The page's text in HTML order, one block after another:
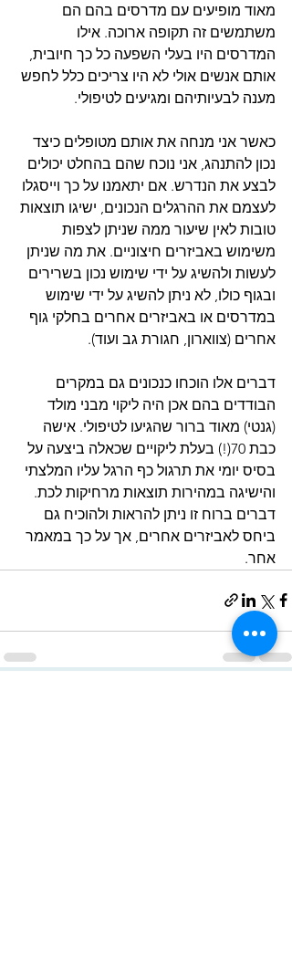
מאוד מופיעים עם מדרסים בהם הם
משתמשים זה תקופה ארוכה. אילו
המדרסים היו בעלי השפעה כל כך חיובית,
אותם אנשים אולי לא היו צריכים כלל לחפש
מענה לבעיותיהם ומגיעים לטיפולי.
כאשר אני מנחה את אותם מטופלים כיצד
נכון להתנהג, אני נוכח שהם בהחלט יכולים
לבצע את הנדרש. אם יתאמנו על כך וייסגלו
לעצמם את ההרגלים הנכונים, ישיגו תוצאות
טובות לאין שיעור ממה שניתן לצפות
משימוש באביזרים חיצוניים. את מה שניתן
לעשות ולהשיג על ידי שימוש נכון בשרירים
ובגוף כולו, לא ניתן להשיג על ידי שימוש
במדרסים או באביזרים אחרים בחלקי גוף
אחרים (צווארון, חגורת גב ועוד).
דברים אלו הוכחו כנכונים גם במקרים
הבודדים בהם אכן היה ליקוי מבני מולד
(גנטי) מאוד ברור שהגיעו לטיפולי. אישה
כבת 70(!) בעלת ליקויים שכאלה ביצעה על
בסיס יומי את תרגול כף הרגל עליו המלצתי
והישיגה במהירות תוצאות מרחיקות לכת.
דברים ברוח זו ניתן להראות ולהוכיח גם
ביחס לאביזרים אחרים, אך על כך במאמר
אחר.